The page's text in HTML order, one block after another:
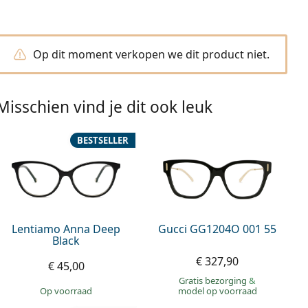
Op dit moment verkopen we dit product niet.
vind je dit ook leuk
Lentiamo Anna Deep
Black
BESTSELLER
€ 45,00
op voorraad
Gucci GG1204O 001 55
€ 327,90
Gratis bezorging&
model op voorraad